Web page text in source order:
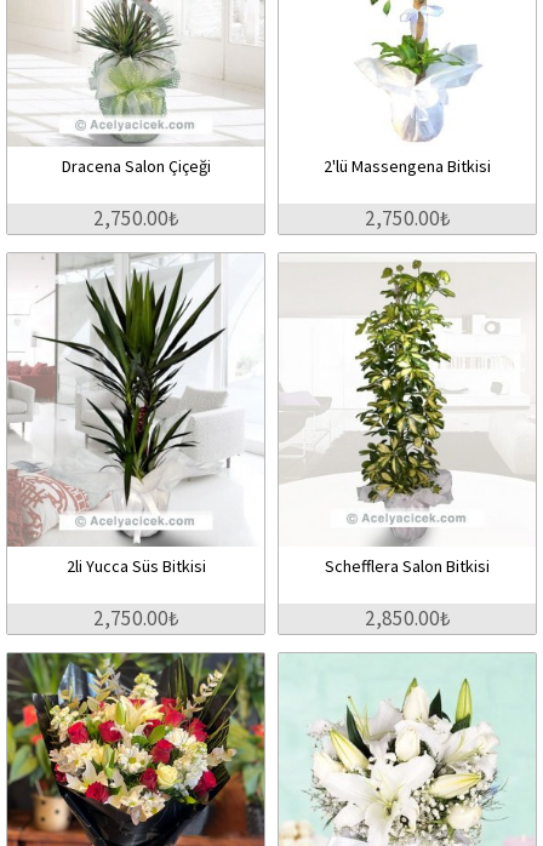
Dracena Salon Çiçeği
2,750.00₺
2'lü Massengena Bitkisi
2,750.00₺
2li Yucca Süs Bitkisi
2,750.00₺
Schefflera Salon Bitkisi
2,850.00₺